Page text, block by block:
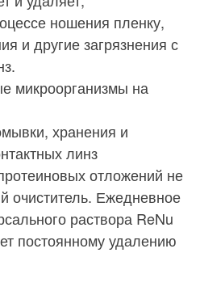
ношения пленку,
и другие загрязнения с
микроорганизмы на
хранения и
линз
отложений не
очиститель. Ежедневное
раствора ReNu
постоянному удалению